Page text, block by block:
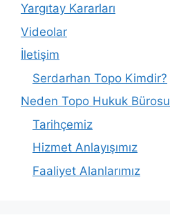
Yargıtay Kararları
Videolar
İletişim
Serdarhan Topo Kimdir?
Neden Topo Hukuk Bürosu
Tarihçemiz
Hizmet Anlayışımız
Faaliyet Alanlarımız